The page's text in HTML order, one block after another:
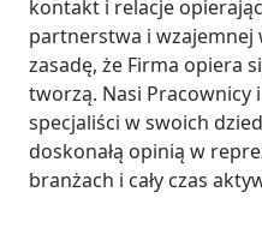
kontakt i relacje
partnerstwa i wzajemnej
zasadę, że Firma opiera
tworzą. Nasi Pracownicy
specjaliści w swoich
doskonałą opinią w
branżach i cały czas